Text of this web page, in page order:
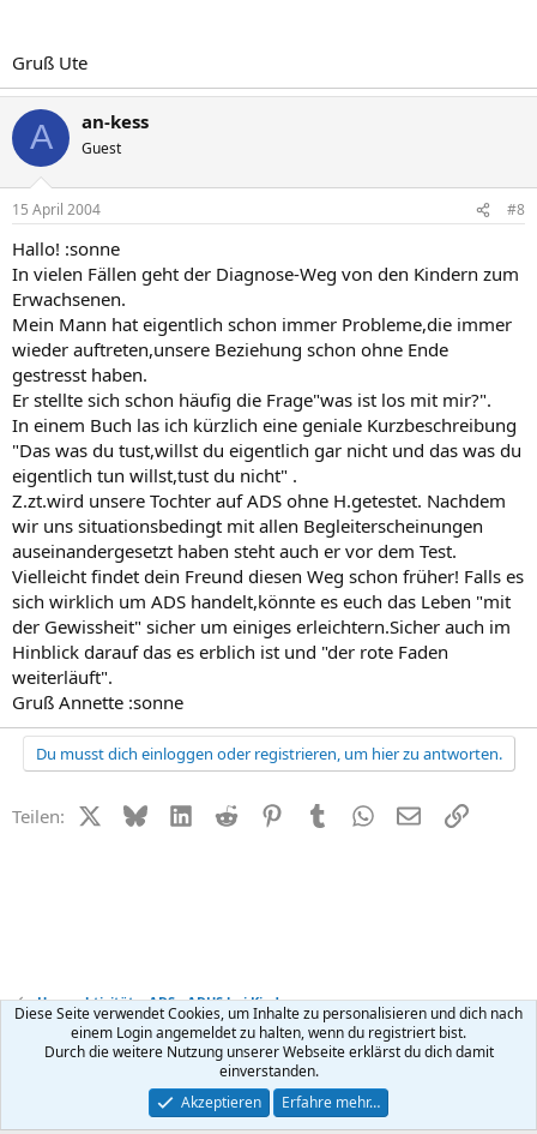
Gruß Ute
A an-kess
Guest
15 April 2004 #8
Hallo! :sonne
In vielen Fällen geht der Diagnose-Weg von den Kindern zum
Erwachsenen.
Mein Mann hat eigentlich schon immer Probleme,die immer
wieder auftreten,unsere Beziehung schon ohne Ende
gestresst haben.
Er stellte sich schon häufig die Frage"was ist los mit mir?".
In einem Buch las ich kürzlich eine geniale Kurzbeschreibung
"Das was du tust,willst du eigentlich gar nicht und das was du
eigentlich tun willst,tust du nicht" .
Z.zt.wird unsere Tochter auf ADS ohne H.getestet. Nachdem
wir uns situationsbedingt mit allen Begleiterscheinungen
auseinandergesetzt haben steht auch er vor dem Test.
Vielleicht findet dein Freund diesen Weg schon früher! Falls es
sich wirklich um ADS handelt,könnte es euch das Leben "mit
der Gewissheit" sicher um einiges erleichtern.Sicher auch im
Hinblick darauf das es erblich ist und "der rote Faden
weiterläuft".
Gruß Annette :sonne
Du musst dich einloggen oder registrieren, um hier zu antworten.
Teilen: X (Twitter)
BlueskyLinkedIn
Reddit PinterestTumblr WhatsApp
E-MailLink
Hyperaktivität + ADS - ADHS bei Kindern
Kontakt Nutzungsbedingungen Datenschutz Hilfe
R
Community platform by XenForo ® © 2010-2026 XenForo Ltd.
Diese Seite verwendet Cookies, um Inhalte zu personalisieren und dich nach
einem Login angemeldet zu halten, wenn du registriert bist.
Durch die weitere Nutzung unserer Webseite erklärst du dich damit
einverstanden.
Akzeptieren
Erfahre mehr…